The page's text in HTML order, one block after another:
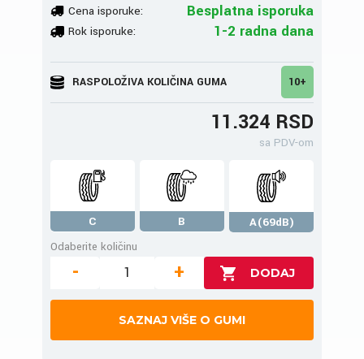
Cena isporuke: Besplatna isporuka
Rok isporuke: 1-2 radna dana
RASPOLOŽIVA KOLIČINA GUMA 10+
11.324 RSD
sa PDV-om
C B
A(69dB)
Odaberite količinu
- +
SAZNAJ VIŠE O GUMI